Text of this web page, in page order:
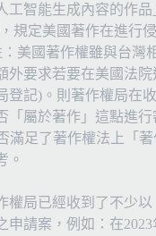
工智能生成內容的作
規定美國著作在進行
美國著作權雖與台灣
外要求若要在美國法院
登記)。則著作權局在
「屬於著作」這點進
滿足了著作權法上「
。
權局已經收到了不少以
申請案，例如：在